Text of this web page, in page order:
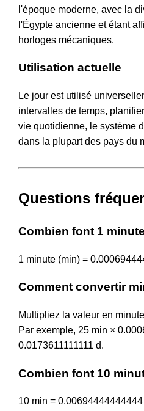
l'époque moderne, avec la
l'Égypte ancienne et étant
horloges mécaniques.
Utilisation actuelle
Le jour est utilisé
intervalles de temps,
vie quotidienne, le système
dans la plupart des pays du
Questions
Combien font 1
1 minute (min) =
Comment convertir
Multipliez la valeur en
Par exemple, 25 min ×
0.0173611111111 d.
Combien font 10
10 min = 0.00694444444444